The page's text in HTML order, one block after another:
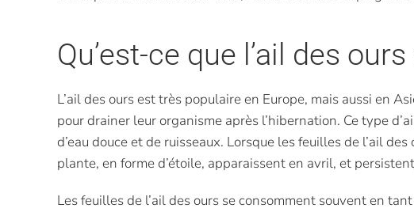
Qu’est-ce que l’ail des
L’ail des ours est très populaire en Europe, mais aussi en
pour drainer leur organisme après l’hibernation. Ce type
d’eau douce et de ruisseaux. Lorsque les feuilles de l’ail
plante, en forme d’étoile, apparaissent en avril, et
Les feuilles de l’ail des ours se consomment souvent en